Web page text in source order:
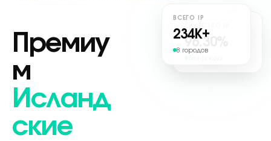
Премиу
м
Исланд
ские
96.30%
ВСЕГО IP
234K+
8 городов